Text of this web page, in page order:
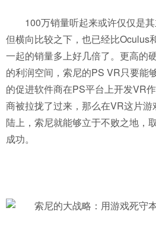
100万销量听起来或许仅仅是
但横向比较之下，也已经比Oculus
一起的销量多上好几倍了。更高的
的利润空间，索尼的PS VR只要能
的促进软件商在PS平台上开发VR
商被拉拢了过来，那么在VR这片
陆上，索尼就能够立于不败之地，
成功。